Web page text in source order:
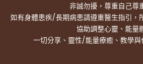
非誠勿擾，尊重自己尊
如有身體患疾/長期病患請遵重醫生指引，
協助調整心靈、能量
一切分享、靈性/能量療癒、教學